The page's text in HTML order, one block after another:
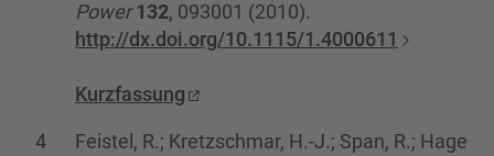
Power 132, 093001 (2010).
http://dx.doi.org/10.1115/1.4000611
Kurzfassung
4
Feistel, R.; Kretzschmar, H.-J.; Span, R.; Hagen,